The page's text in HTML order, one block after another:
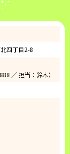
四丁目2-8
／ 担当：鈴木）